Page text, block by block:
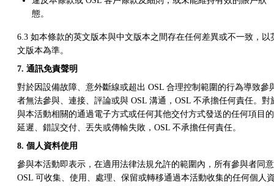
態。
6.3 如本條款的英文版本與中文版本之間存在任何差異或不一致，以
文版本為準。
7. 通訊免責聲明
對於因設備故障、意外斷線或超出 OSL 合理控制範圍的行為導致參
者無法參與、連接、評論或與 OSL 溝通，OSL 不承擔任何責任。對
與本活動相關的通過電子方式或任何其他交付方式發送的任何項目的
延遲、錯誤交付、丟失或傳輸失敗，OSL 不承擔任何責任。
8. 個人資料使用
參與本活動即表示，在適用法律法規允許的範圍內，所有參與者同意
OSL 可收集、使用、處理、保留或轉移通過本活動收集的任何個人